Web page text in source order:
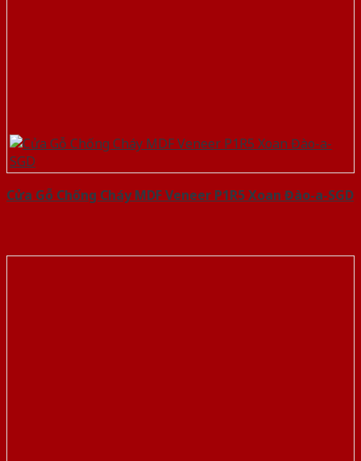
Cửa Gỗ Chống Cháy MDF Veneer P1R5 Xoan Đào-a-SGD